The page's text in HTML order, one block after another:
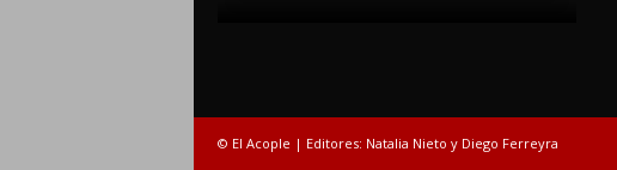
© El Acople | Editores: Natalia Nieto y Diego Ferreyra